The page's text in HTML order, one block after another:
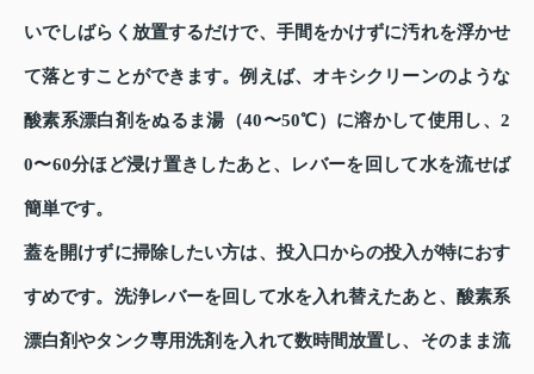
いでしばらく放置するだけで、手間をかけずに汚れを浮かせ
て落とすことができます。例えば、オキシクリーンのような
酸素系漂白剤をぬるま湯（40〜50℃）に溶かして使用し、2
0〜60分ほど浸け置きしたあと、レバーを回して水を流せば
簡単です。
蓋を開けずに掃除したい方は、投入口からの投入が特におす
すめです。洗浄レバーを回して水を入れ替えたあと、酸素系
漂白剤やタンク専用洗剤を入れて数時間放置し、そのまま流